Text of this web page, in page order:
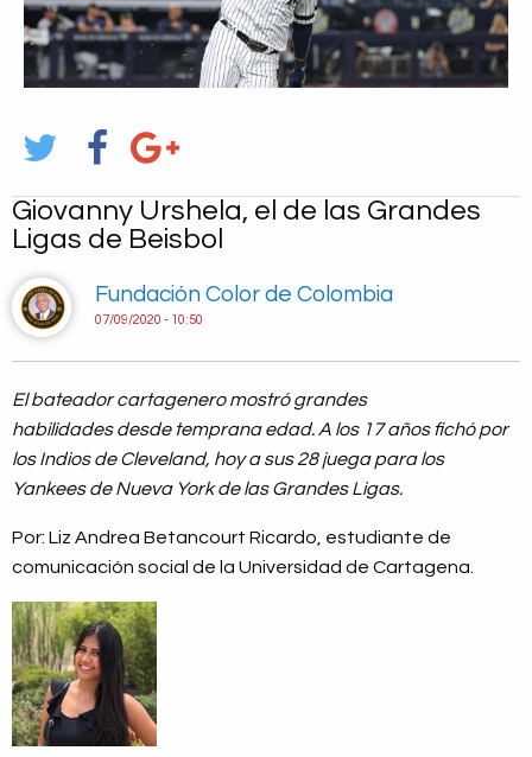
Giovanny Urshela, el de las Grandes
Ligas de Beisbol
Fundación Color de Colombia
07/09/2020 - 10:50
El bateador cartagenero mostró grandes
habilidades desde temprana edad. A los 17 años fichó por
los Indios de Cleveland, hoy a sus 28 juega para los
Yankees de Nueva York de las Grandes Ligas.
Por: Liz Andrea Betancourt Ricardo, estudiante de
comunicación social de la Universidad de Cartagena.